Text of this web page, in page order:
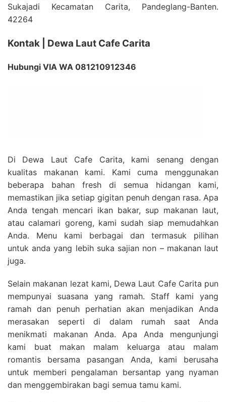
Sukajadi Kecamatan Carita, Pandeglang-Banten.
42264
Kontak | Dewa Laut Cafe Carita
Hubungi VIA WA 081210912346
Di Dewa Laut Cafe Carita, kami senang dengan
kualitas makanan kami. Kami cuma menggunakan
beberapa bahan fresh di semua hidangan kami,
memastikan jika setiap gigitan penuh dengan rasa. Apa
Anda tengah mencari ikan bakar, sup makanan laut,
atau calamari goreng, kami sudah siap memudahkan
Anda. Menu kami berbagai dan termasuk pilihan
untuk anda yang lebih suka sajian non – makanan laut
juga.
Selain makanan lezat kami, Dewa Laut Cafe Carita pun
mempunyai suasana yang ramah. Staff kami yang
ramah dan penuh perhatian akan menjadikan Anda
merasakan seperti di dalam rumah saat Anda
menikmati makanan Anda. Apa Anda mengunjungi
kami buat makan malam keluarga atau malam
romantis bersama pasangan Anda, kami berusaha
untuk memberi pengalaman bersantap yang nyaman
dan menggembirakan bagi semua tamu kami.